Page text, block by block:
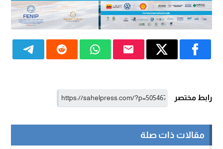
رابط مختصر
مقالات ذات صلة